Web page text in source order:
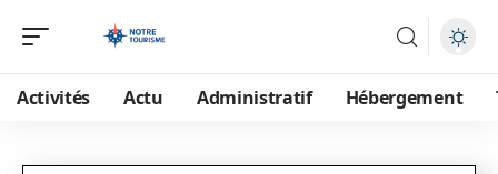
Activités Actu Administratif Hébergement